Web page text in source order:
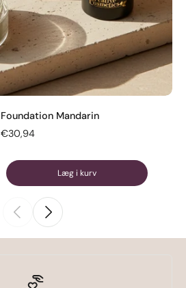
Foundation Mandarin
€30,94
Læg i kurv